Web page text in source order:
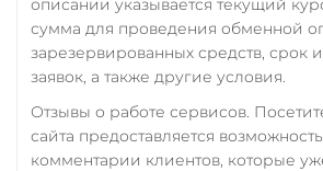
описании указывается текущий
сумма для проведения обменной
зарезервированных средств, срок
заявок, а также другие условия.
Отзывы о работе сервисов.
сайта предоставляется
комментарии клиентов, которые